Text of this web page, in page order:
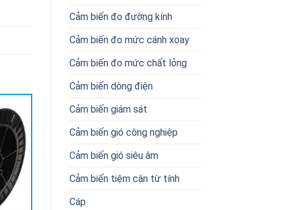
Cảm biến đo đường kính
Cảm biến đo mức cánh xoay
Cảm biến đo mức chất lỏng
Cảm biến dòng điện
Cảm biến giám sát
Cảm biến gió công nghiệp
Cảm biến gió siêu âm
Cảm biến tiệm cận từ tính
Cáp